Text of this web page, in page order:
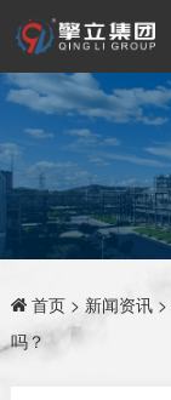
首页> 新闻资讯>
吗？